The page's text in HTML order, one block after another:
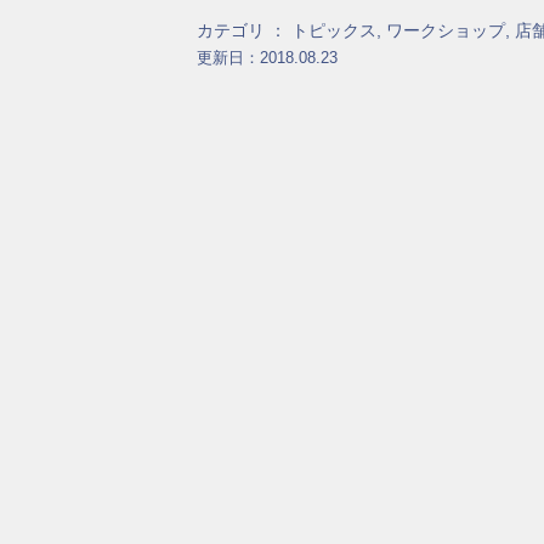
カテゴリ ： トピックス ワークショップ, 店
更新日：2018.08.23